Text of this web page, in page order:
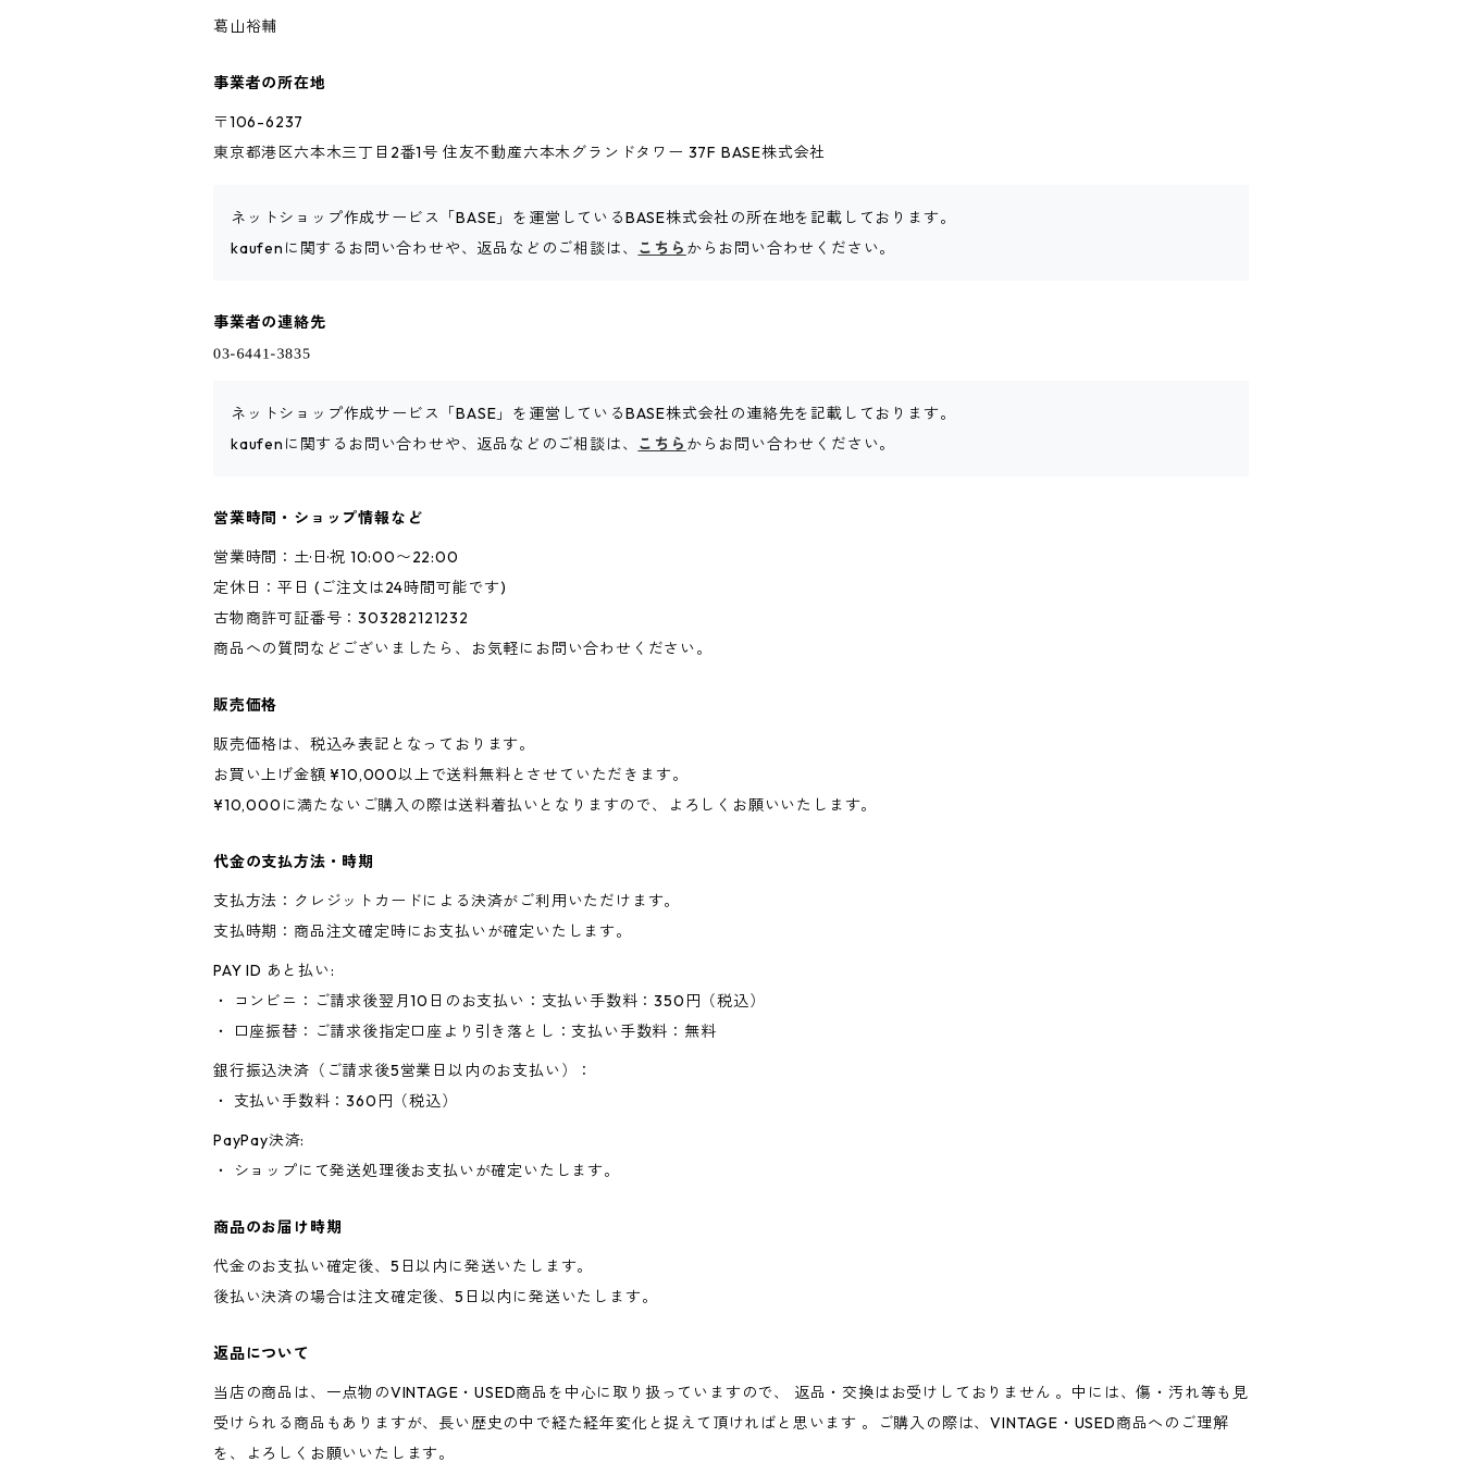
葛山裕輔
事業者の所在地
〒106-6237
東京都港区六本木三丁目2番1号 住友不動産六本木グランドタワー 37F BASE株式会社
ネットショップ作成サービス「BASE」を運営しているBASE株式会社の所在地を記載しております。
kaufenに関するお問い合わせや、返品などのご相談は、 こちら からお問い合わせください。
事業者の連絡先
ネットショップ作成サービス「BASE」を運営しているBASE株式会社の連絡先を記載しております。
kaufenに関するお問い合わせや、返品などのご相談は、 こちら からお問い合わせください。
営業時間・ショップ情報など
営業時間：土·日·祝 10:00〜22:00
定休日：平日 (ご注文は24時間可能です)
古物商許可証番号：303282121232
商品への質問などございましたら、お気軽にお問い合わせください。
販売価格
販売価格は、税込み表記となっております。
お買い上げ金額 ¥10,000以上で送料無料とさせていただきます。
¥10,000に満たないご購入の際は送料着払いとなりますので、よろしくお願いいたします。
代金の支払方法・時期
支払方法：クレジットカードによる決済がご利用いただけます。
支払時期：商品注文確定時にお支払いが確定いたします。
PAY ID あと払い:
・ コンビニ：ご請求後翌月10日のお支払い：支払い手数料：350円（税込）
・ 口座振替：ご請求後指定口座より引き落とし：支払い手数料：無料
銀行振込決済（ご請求後5営業日以内のお支払い）：
・ 支払い手数料：360円（税込）
PayPay決済:
・ ショップにて発送処理後お支払いが確定いたします。
商品のお届け時期
代金のお支払い確定後、5日以内に発送いたします。
後払い決済の場合は注文確定後、5日以内に発送いたします。
返品について
当店の商品は、一点物のVINTAGE・USED商品を中心に取り扱っていますので、 返品・交換はお受けしておりません 。中には、傷・汚れ等も見
受けられる商品もありますが、長い歴史の中で経た経年変化と捉えて頂ければと思います 。ご購入の際は、VINTAGE・USED商品へのご理解
を、よろしくお願いいたします。